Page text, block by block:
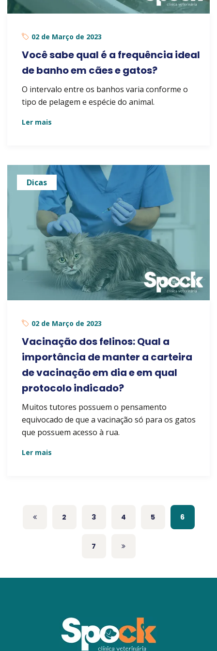
02 de Março de 2023
Você sabe qual é a frequência ideal
de banho em cães e gatos?
O intervalo entre os banhos varia conforme o
tipo de pelagem e espécie do animal.
Ler mais
Dicas
02 de Março de 2023
Vacinação dos felinos: Qual a
importância de manter a carteira
de vacinação em dia e em qual
protocolo indicado?
Muitos tutores possuem o pensamento
equivocado de que a vacinação só para os gatos
que possuem acesso à rua.
Ler mais
2 3 4 5 6
7